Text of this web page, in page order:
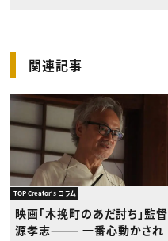
関連記事
TOP Creator's コラム
映画「木挽町のあだ討ち」監督
源孝志——— 一番心動かされ